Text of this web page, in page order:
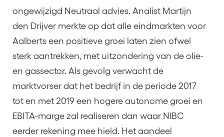
ongewijzigd Neutraal advies. Analist Martijn
den Drijver merkte op dat alle eindmarkten voor
Aalberts een positieve groei laten zien ofwel
sterk aantrekken, met uitzondering van de olie-
en gassector. Als gevolg verwacht de
marktvorser dat het bedrijf in de periode 2017
tot en met 2019 een hogere autonome groei en
EBITA-marge zal realiseren dan waar NIBC
eerder rekening mee hield. Het aandeel